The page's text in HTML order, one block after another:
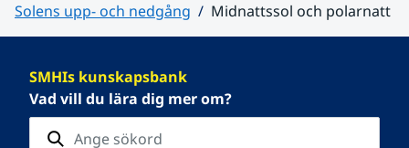
Solens upp- och nedgång
Midnattssol och polarnatt
SMHIs kunskapsbank
Vad vill du lära dig mer om?